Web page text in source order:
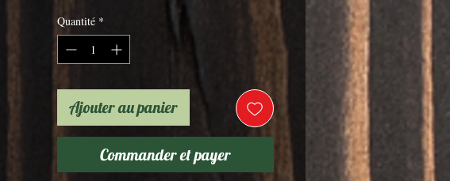
Quantité *
Ajouter au panier
Commander et payer